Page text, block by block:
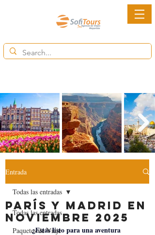
Entrada
Todas las entradas
Paquetes de Viaje
Todas las entradas
París y Madrid en
noviembre 2025
¿Estás listo para una aventura